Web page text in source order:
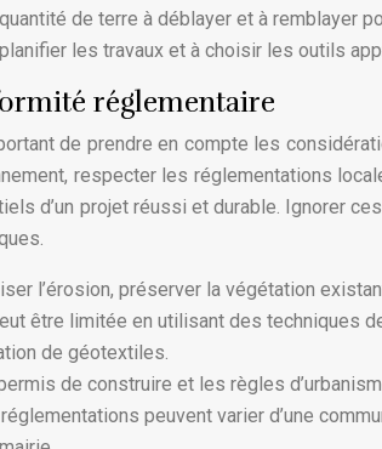
de terre à déblayer et à remblayer
les travaux et à choisir les outils
réglementaire
de prendre en compte les
respecter les réglementations
d’un projet réussi et durable. Ignorer
l’érosion, préserver la végétation
être limitée en utilisant des techniques
de géotextiles.
de construire et les règles
peuvent varier d’une